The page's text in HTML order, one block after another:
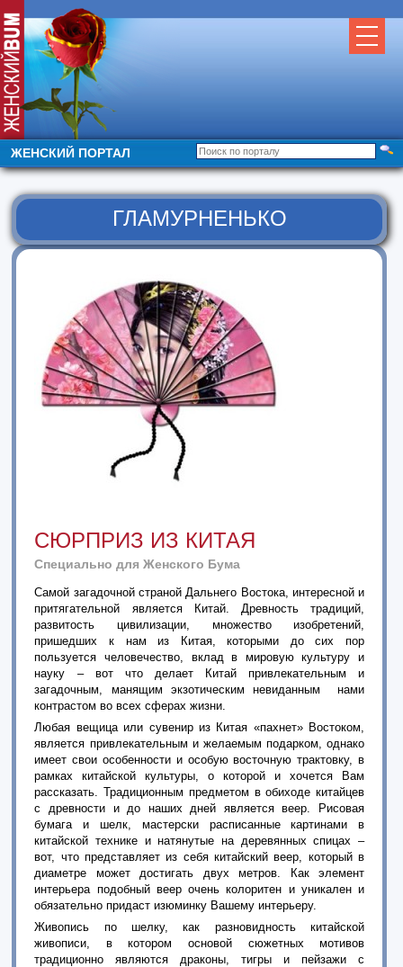
ЖЕНСКИЙ ПОРТАЛ
ГЛАМУРНЕНЬКО
СЮРПРИЗ ИЗ КИТАЯ
Специально для Женского Бума
Самой загадочной страной Дальнего Востока, интересной и
притягательной является Китай. Древность традиций,
развитость цивилизации, множество изобретений,
пришедших к нам из Китая, которыми до сих пор
пользуется человечество, вклад в мировую культуру и
науку – вот что делает Китай привлекательным и
загадочным, манящим экзотическим невиданным нами
контрастом во всех сферах жизни.
Любая вещица или сувенир из Китая «пахнет» Востоком,
является привлекательным и желаемым подарком, однако
имеет свои особенности и особую восточную трактовку, в
рамках китайской культуры, о которой и хочется Вам
рассказать. Традиционным предметом в обиходе китайцев
с древности и до наших дней является веер. Рисовая
бумага и шелк, мастерски расписанные картинами в
китайской технике и натянутые на деревянных спицах –
вот, что представляет из себя китайский веер, который в
диаметре может достигать двух метров. Как элемент
интерьера подобный веер очень колоритен и уникален и
обязательно придаст изюминку Вашему интерьеру.
Живопись по шелку, как разновидность китайской
живописи, в котором основой сюжетных мотивов
традиционно являются драконы, тигры и пейзажи с